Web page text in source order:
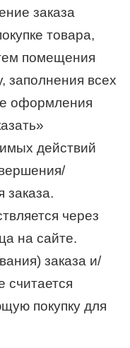
заказа
товара,
помещения
заполнения всех
оформления
действий
заказа.
через
на сайте.
заказа и/
считается
покупку для